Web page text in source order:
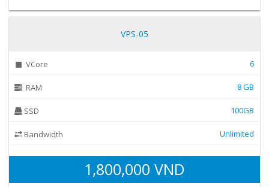
VPS-05
VCore 6
RAM 8 GB
SSD 100GB
Bandwidth Unlimited
1,800,000 VND